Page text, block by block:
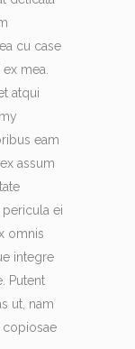
cu case
mea.
atqui
eam
assum
ei
omnis
integre
Putent
ut, nam
copiosae